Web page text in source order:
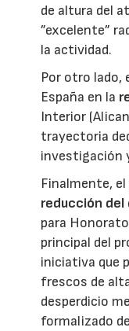
de altura del
”excelente”
la actividad.
Por otro lado,
España en la
Interior
trayectoria
investigación
Finalmente, el
reducción del
para
principal del
iniciativa que
frescos de
desperdicio
formalizado